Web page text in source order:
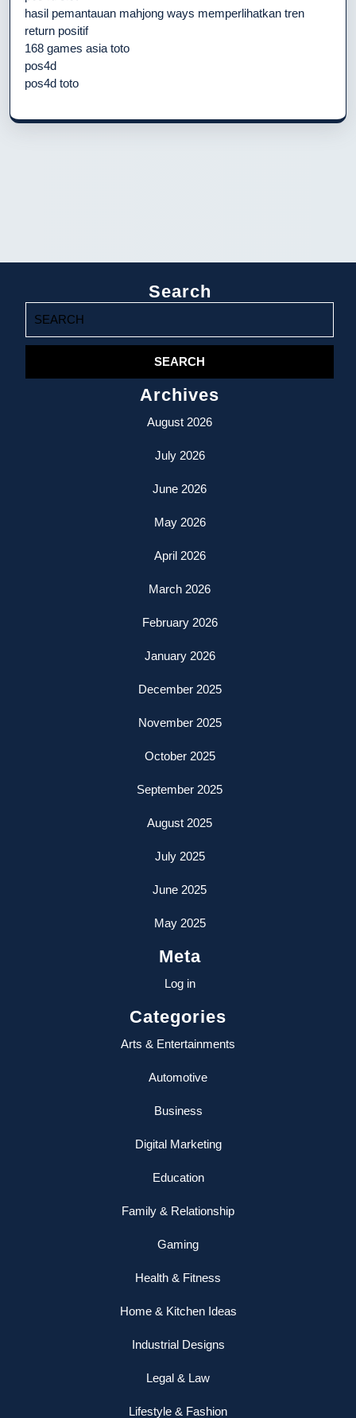
hasil pemantauan mahjong ways memperlihatkan tren
return positif
168 games asia toto
pos4d
pos4d toto
Search
for:
Archives
August 2026
July 2026
June 2026
May 2026
April 2026
March 2026
February 2026
January 2026
December 2025
November 2025
October 2025
September 2025
August 2025
July 2025
June 2025
May 2025
Meta
Log in
Categories
Arts & Entertainments
Automotive
Business
Digital Marketing
Education
Family & Relationship
Gaming
Health & Fitness
Home & Kitchen Ideas
Industrial Designs
Legal & Law
Lifestyle & Fashion